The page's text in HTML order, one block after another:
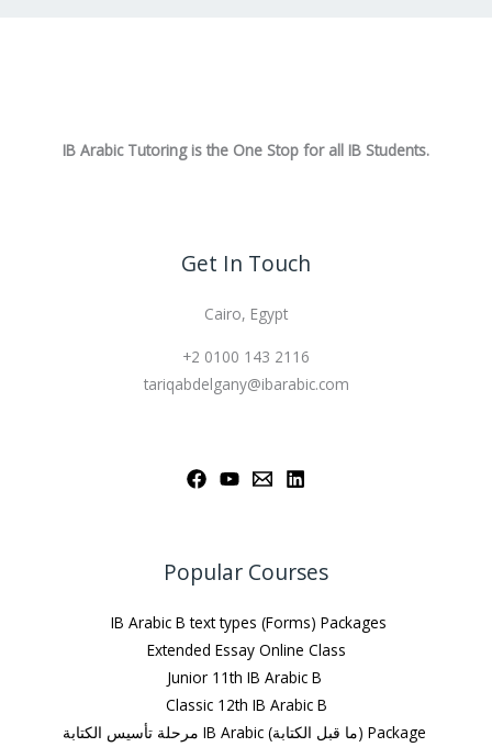
IB Arabic Tutoring is the One Stop for all IB Students.
Get In Touch
Cairo, Egypt
+2 0100 143 2116
tariqabdelgany@ibarabic.com
Popular Courses
IB Arabic B text types (Forms) Packages
Extended Essay Online Class
Junior 11th IB Arabic B
Classic 12th IB Arabic B
مرحلة تأسيس الكتابة IB Arabic (ما قبل الكتابة) Package